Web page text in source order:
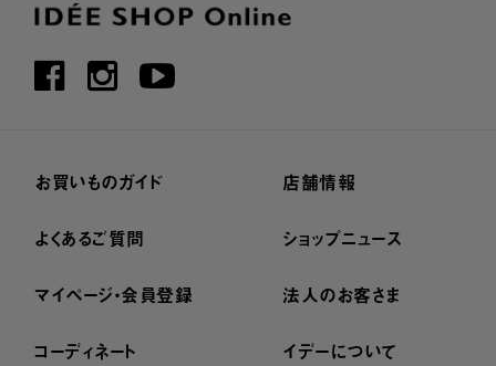
お買いものガイド
よくあるご質問
マイページ・会員登録
コーディネート
店舗情報
ショップニュース
法人のお客さま
イデーについて